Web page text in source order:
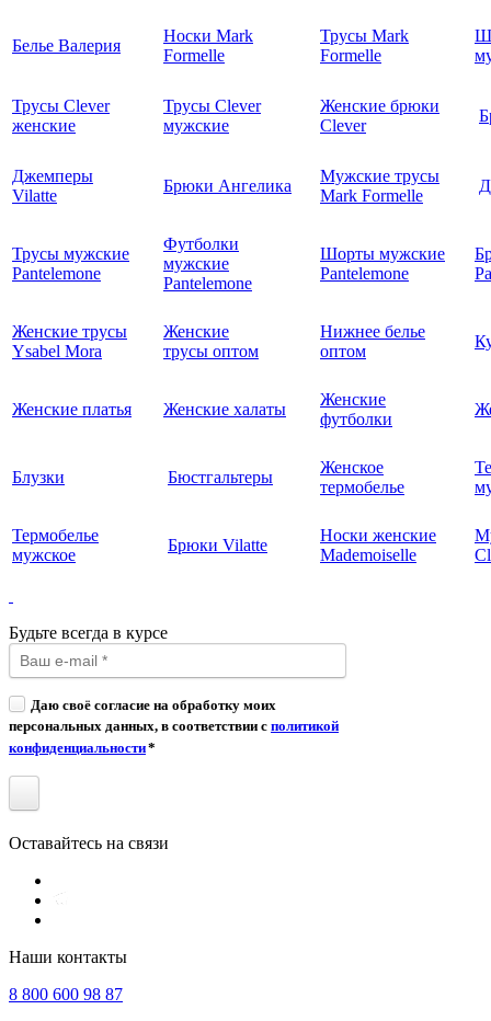
Белье Валерия
Носки Mark
Formelle
Трусы Mark
Formelle
Трусы Clever
женские
Трусы Clever
мужские
Женские брюки
Clever
Джемперы
Vilatte
Брюки Ангелика
Мужские трусы
Mark Formelle
Трусы мужские
Pantelemone
Футболки
мужские
Pantelemone
Шорты мужские
Pantelemone
Женские трусы
Ysabel Mora
Женские
трусы оптом
Нижнее белье
оптом
Женские платья Женские халаты
Женские
футболки
Блузки Бюстгальтеры
Женское
термобелье
Термобелье
мужское
Брюки Vilatte
Носки женские
Mademoiselle
Будьте всегда в курсе
Даю своё согласие на обработку моих
персональных данных, в соответствии с политикой
конфиденциальности*
Оставайтесь на связи
Наши контакты
8 800 600 98 87